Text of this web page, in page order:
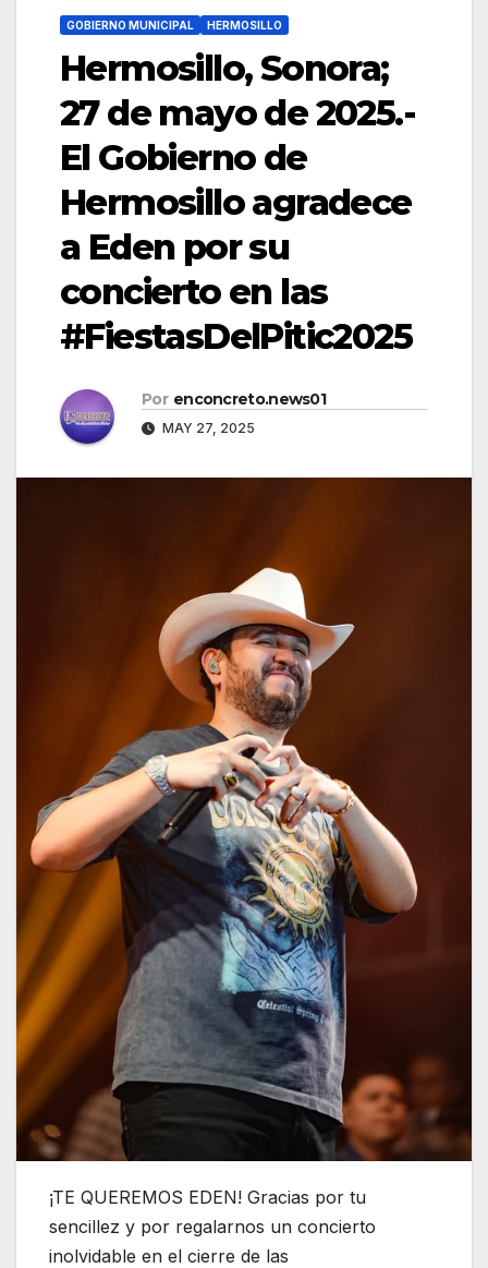
GOBIERNO MUNICIPAL HERMOSILLO
Hermosillo, Sonora;
27 de mayo de 2025.-
El Gobierno de
Hermosillo agradece
a Eden por su
concierto en las
#FiestasDelPitic2025
Por enconcreto.news01
MAY 27, 2025
¡TE QUEREMOS EDEN! Gracias por tu
sencillez y por regalarnos un concierto
inolvidable en el cierre de las